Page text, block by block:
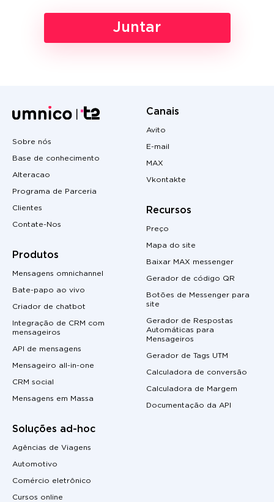
Juntar
Sobre nós
Base de conhecimento
Alteracao
Programa de Parceria
Clientes
Contate-Nos
Produtos
Mensagens omnichannel
Bate-papo ao vivo
Criador de chatbot
Integração de CRM com
mensageiros
API de mensagens
Mensageiro all-in-one
CRM social
Mensagens em Massa
Soluções ad-hoc
Agências de Viagens
Automotivo
Comércio eletrônico
Cursos online
Canais
Avito
E-mail
MAX
Vkontakte
Recursos
Preço
Mapa do site
Baixar MAX messenger
Gerador de código QR
Botões de Messenger para
site
Gerador de Respostas
Automáticas para
Mensageiros
Gerador de Tags UTM
Calculadora de conversão
Calculadora de Margem
Documentação da API